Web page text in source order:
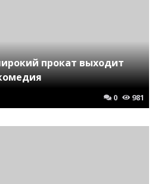
прокат выходит
0 981